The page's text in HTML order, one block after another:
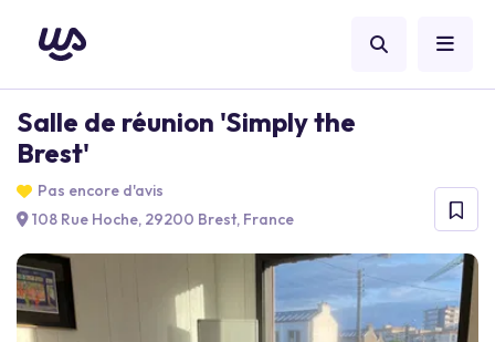
Salle de réunion 'Simply the
Brest'
Pas encore d'avis
108 Rue Hoche, 29200 Brest, France